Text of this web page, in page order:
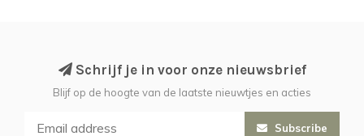
Schrijf je in voor onze nieuwsbrief
Blijf op de hoogte van de laatste nieuwtjes en acties
Subscribe